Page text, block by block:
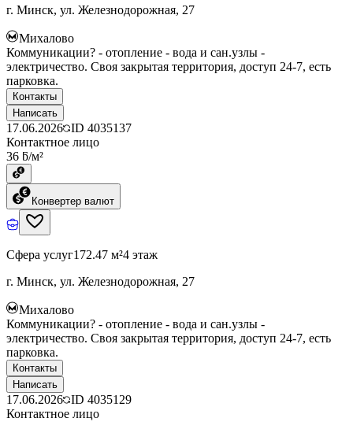
г. Минск, ул. Железнодорожная, 27
Михалово
Коммуникации? - отопление - вода и сан.узлы -
электричество. Своя закрытая территория, доступ 24-7, есть
парковка.
Контакты
Написать
17.06.2026 ID 4035137
Контактное лицо
36 ƃ/м²
Конвертер валют
Сфера услуг172.47 м²4 этаж
г. Минск, ул. Железнодорожная, 27
Михалово
Коммуникации? - отопление - вода и сан.узлы -
электричество. Своя закрытая территория, доступ 24-7, есть
парковка.
Контакты
Написать
17.06.2026 ID 4035129
Контактное лицо